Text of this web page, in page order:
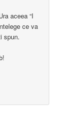
aceea “I
ce va
spun.